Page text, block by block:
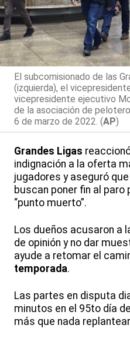
El subcomisionado de las
(izquierda), el
vicepresidente ejecutivo
de la asociación de
6 de marzo de 2022. (AP)
Grandes Ligas
indignación a la oferta
jugadores y aseguró
buscan poner fin al paro
“punto muerto”.
Los dueños acusaron a
de opinión y no dar
ayude a retomar el
temporada.
Las partes en disputa
minutos en el 95to día
más que nada